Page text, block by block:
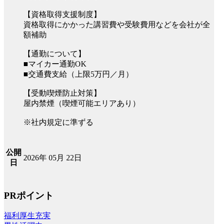
【資格取得支援制度】
資格取得にかかった講習費や受験費用などを会社が全
額補助
【通勤について】
■マイカー通勤OK
■交通費支給（上限5万円／月）
【受動喫煙防止対策】
屋内禁煙（喫煙可能エリアあり）
※社内規定に準ずる
公開
日
2026年 05月 22日
PRポイント
福利厚生充実